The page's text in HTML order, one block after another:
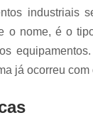
industriais
o nome, é o
já ocorreu com